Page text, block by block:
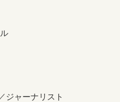
ジャーナリスト